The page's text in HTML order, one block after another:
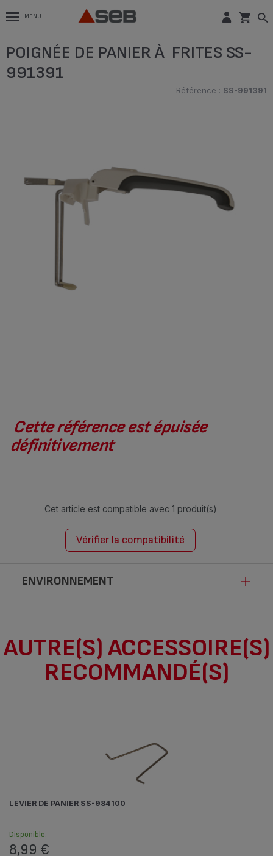
MENU
POIGNÉE DE PANIER À FRITES SS-
991391
Référence : SS-991391
Cette référence est épuisée
définitivement
Cet article est compatible avec 1 produit(s)
Vérifier la compatibilité
ENVIRONNEMENT
modalités de communication de la loi
Anti-Gaspillage pour une Economie
AUTRE(S) ACCESSOIRE(S)
RECOMMANDÉ(S)
LEVIER DE PANIER SS-984100
Disponible.
8,99 €